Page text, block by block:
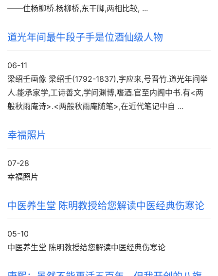
――住杨柳桥.杨柳桥,东干脚,两相比较, ...
道光年间最牛段子手是位酒仙级人物
06-11
梁绍壬画像 梁绍壬(1792-1837),字应来,号晋竹.道光年间举
人.能承家学,工诗善文,学问渊博,嗜酒.官至内阁中书.有<两
般秋雨庵诗>.<两般秋雨庵随笔>,在近代笔记中自 ...
幸福照片
07-28
幸福照片
中医养生堂 陈明教授给您解读中医经典伤寒论
05-10
中医养生堂 陈明教授给您解读中医经典伤寒论